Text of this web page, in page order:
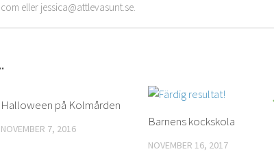
eller jessica@attlevasunt.se.
Halloween på Kolmården
NOVEMBER 7, 2016 Barnens kockskola
NOVEMBER 16, 2017